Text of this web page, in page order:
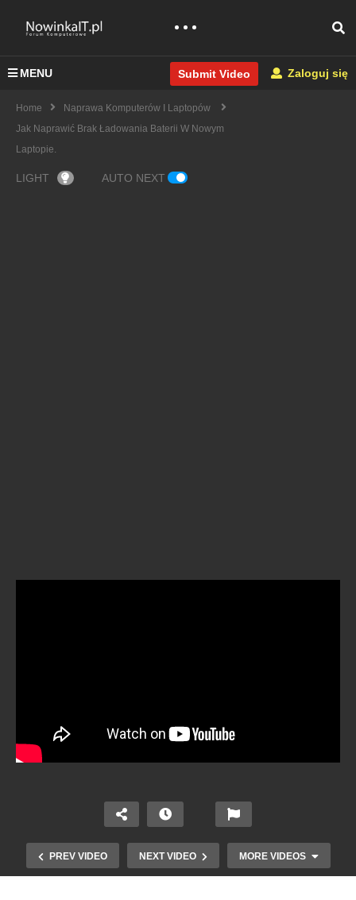
MENU Submit Video Zaloguj się
Home
Naprawa Komputerów I Laptopów
Jak Naprawić Brak Ładowania Baterii W Nowym
Laptopie.
LIGHT AUTO NEXT
PREV VIDEO NEXT VIDEO MORE VIDEOS